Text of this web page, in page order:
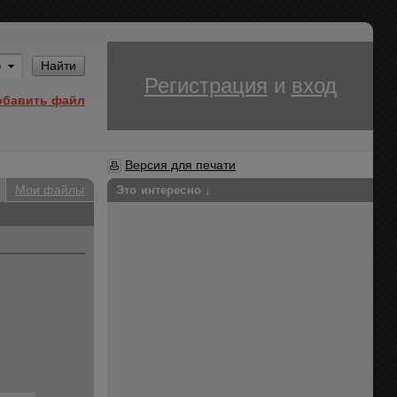
Найти
файл
Регистрация и вход
Версия для печати
Мои файлы
Это интересно ↓